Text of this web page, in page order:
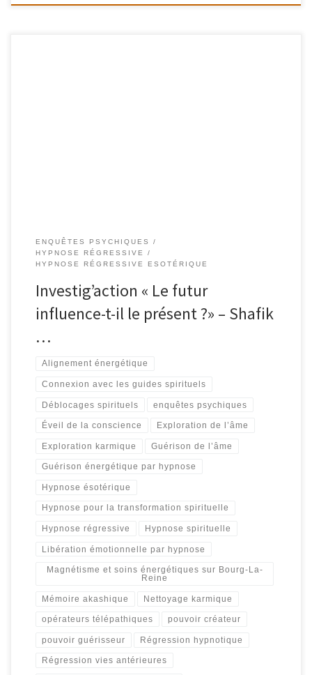
ENQUÊTES PSYCHIQUES
HYPNOSE RÉGRESSIVE
HYPNOSE RÉGRESSIVE ESOTÉRIQUE
Investig’action « Le futur
influence-t-il le présent ?» – Shafik
…
Alignement énergétique
Connexion avec les guides spirituels
Déblocages spirituels enquêtes psychiques
Éveil de la conscience Exploration de l’âme
Exploration karmique Guérison de l’âme
Guérison énergétique par hypnose
Hypnose ésotérique
Hypnose pour la transformation spirituelle
Hypnose régressive Hypnose spirituelle
Libération émotionnelle par hypnose
Magnétisme et soins énergétiques sur Bourg-La-
Reine
Mémoire akashique Nettoyage karmique
opérateurs télépathiques pouvoir créateur
pouvoir guérisseur Régression hypnotique
Régression vies antérieures